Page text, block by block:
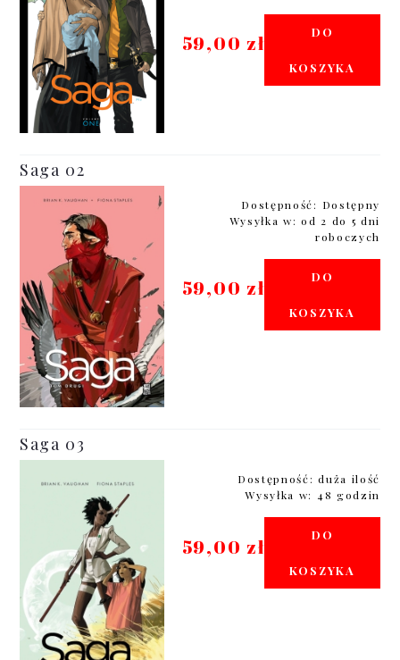
59,00 zł DO
KOSZYKA
Saga 02
Dostępność: Dostępny
Wysyłka w: od 2 do 5 dni
roboczych
59,00 zł DO
KOSZYKA
Saga 03
Dostępność: duża ilość
Wysyłka w: 48 godzin
59,00 zł DO
KOSZYKA